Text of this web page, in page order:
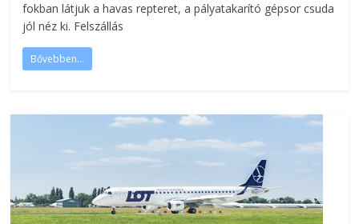
fokban látjuk a havas repteret, a pályatakarító gépsor csuda
jól néz ki. Felszállás
Bővebben...